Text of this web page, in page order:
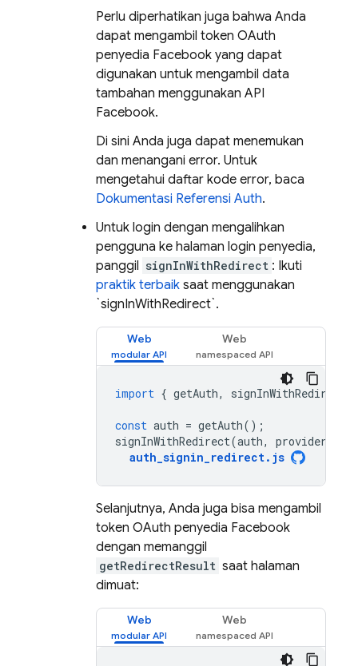
Perlu diperhatikan juga bahwa Anda
dapat mengambil token OAuth
penyedia Facebook yang dapat
digunakan untuk mengambil data
tambahan menggunakan API
Facebook.
Di sini Anda juga dapat menemukan
dan menangani error. Untuk
mengetahui daftar kode error, baca
Dokumentasi Referensi Auth.
Untuk login dengan mengalihkan
pengguna ke halaman login penyedia,
panggil signInWithRedirect : Ikuti
praktik terbaik saat menggunakan
`signInWithRedirect`.
Web Web
import { getAuth, signInWithRedirect
const auth = getAuth();
signInWithRedirect(auth, provider
auth_signin_redirect. js
Selanjutnya, Anda juga bisa mengambil
token OAuth penyedia Facebook
dengan memanggil
getRedirectResult saat halaman
dimuat:
Web Web